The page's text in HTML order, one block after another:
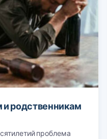
родственникам
проблема